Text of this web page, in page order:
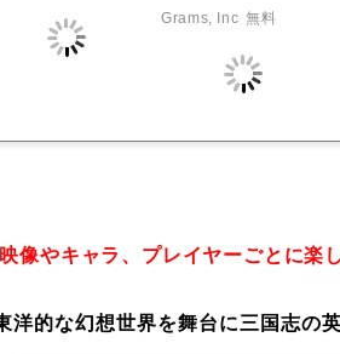
Grams, Inc 無料
像やキャラ、プレイヤーごとに楽
洋的な幻想世界を舞台に三国志の